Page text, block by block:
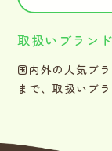
取扱いブランド
国内外の人気ブ
まで、取扱いブ